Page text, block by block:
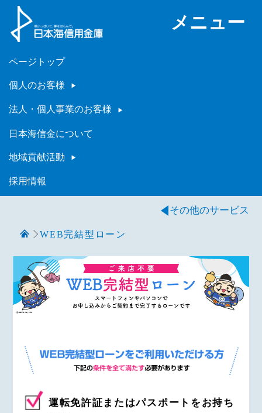
メニュー
ページトップ
個人のお客様
法人・個人事業のお客様
日本海信金について
地域貢献活動
採用情報
その他のサービス
WEB完結型ローン
運転免許証またはパスポートをお持ち